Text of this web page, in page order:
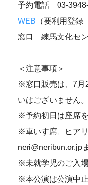
予約電話 03-3948-
WEB （要利用登録
窓口 練馬文化セン
＜注意事項＞
※窓口販売は、7月
いはございません。
※予約初日は座席
※車いす席、ヒア
neri@neribun.or.jp
※未就学児のご入
※本公演は公演中